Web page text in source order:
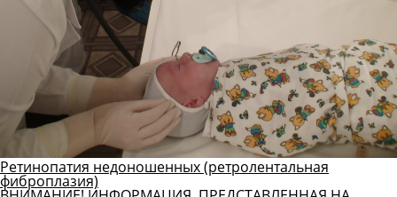
Ретинопатия недоношенных (ретролентальная
фиброплазия)